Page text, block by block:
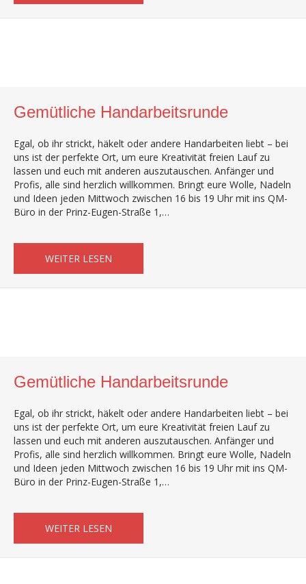
Gemütliche Handarbeitsrunde
Egal, ob ihr strickt, häkelt oder andere Handarbeiten liebt – bei
uns ist der perfekte Ort, um eure Kreativität freien Lauf zu
lassen und euch mit anderen auszutauschen. Anfänger und
Profis, alle sind herzlich willkommen. Bringt eure Wolle, Nadeln
und Ideen jeden Mittwoch zwischen 16 bis 19 Uhr mit ins QM-
Büro in der Prinz-Eugen-Straße 1,…
WEITER LESEN
Gemütliche Handarbeitsrunde
Egal, ob ihr strickt, häkelt oder andere Handarbeiten liebt – bei
uns ist der perfekte Ort, um eure Kreativität freien Lauf zu
lassen und euch mit anderen auszutauschen. Anfänger und
Profis, alle sind herzlich willkommen. Bringt eure Wolle, Nadeln
und Ideen jeden Mittwoch zwischen 16 bis 19 Uhr mit ins QM-
Büro in der Prinz-Eugen-Straße 1,…
WEITER LESEN